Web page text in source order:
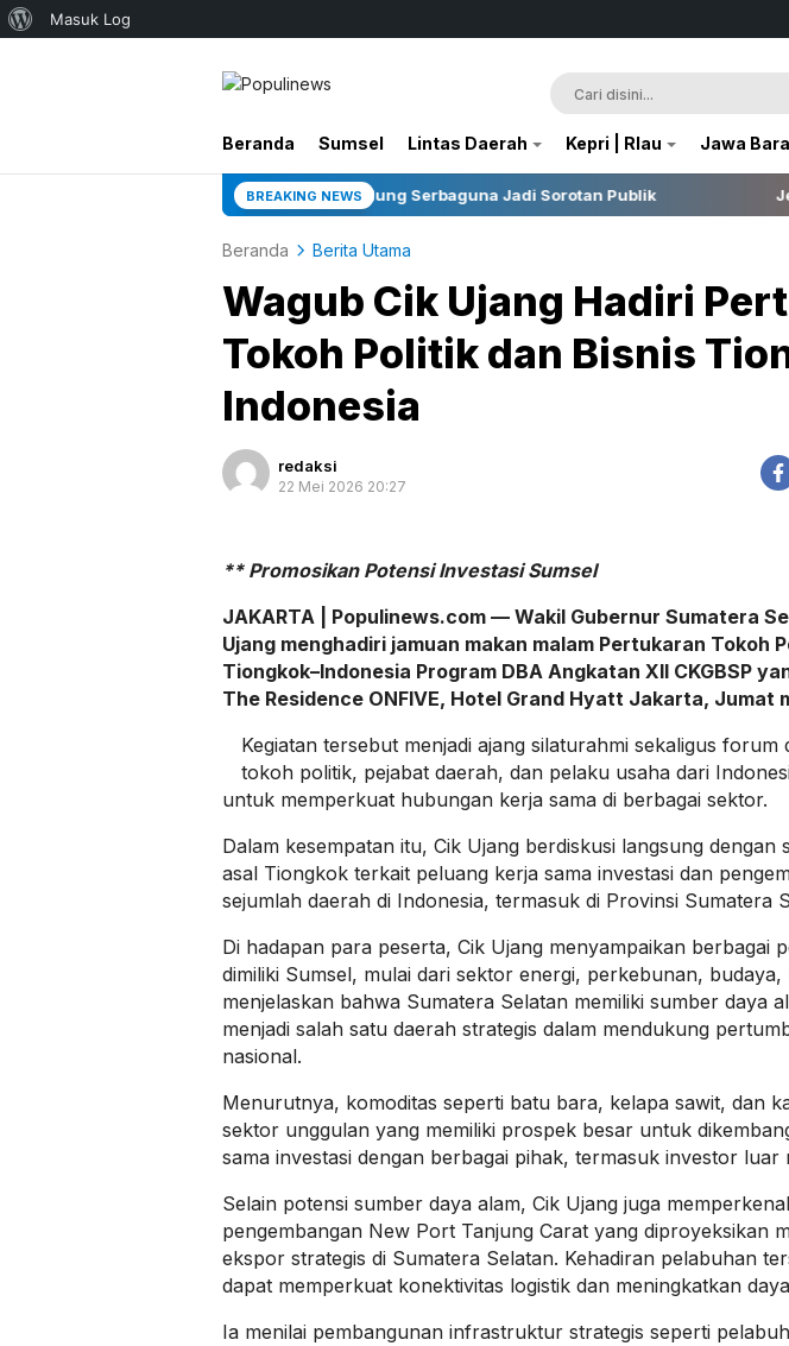
Tentang
Masuk Log
Beranda Sumsel Lintas Daerah Kepri | RIau Jawa
BREAKING NEWS
Tiang Pancang Mess Gedung Serbaguna Jadi Sorotan Publik Jelang HUT RI, 3
Beranda Berita Utama
Wagub Cik Ujang Hadiri
Tokoh Politik dan Bisnis
Indonesia
redaksi
22 Mei 2026 20:27
** Promosikan Potensi Investasi Sumsel
JAKARTA | Populinews.com — Wakil Gubernur Sumatera
Ujang menghadiri jamuan makan malam Pertukaran Tokoh
Tiongkok–Indonesia Program DBA Angkatan XII CKGBSP
The Residence ONFIVE, Hotel Grand Hyatt Jakarta, Jumat
Kegiatan tersebut menjadi ajang silaturahmi sekaligus forum
tokoh politik, pejabat daerah, dan pelaku usaha dari
untuk memperkuat hubungan kerja sama di berbagai sektor.
Dalam kesempatan itu, Cik Ujang berdiskusi langsung dengan
asal Tiongkok terkait peluang kerja sama investasi dan
sejumlah daerah di Indonesia, termasuk di Provinsi Sumatera
Di hadapan para peserta, Cik Ujang menyampaikan berbagai
dimiliki Sumsel, mulai dari sektor energi, perkebunan, budaya,
menjelaskan bahwa Sumatera Selatan memiliki sumber daya
menjadi salah satu daerah strategis dalam mendukung
nasional.
Menurutnya, komoditas seperti batu bara, kelapa sawit, dan
sektor unggulan yang memiliki prospek besar untuk
sama investasi dengan berbagai pihak, termasuk investor luar
Selain potensi sumber daya alam, Cik Ujang juga
pengembangan New Port Tanjung Carat yang diproyeksikan
ekspor strategis di Sumatera Selatan. Kehadiran pelabuhan
dapat memperkuat konektivitas logistik dan meningkatkan
Ia menilai pembangunan infrastruktur strategis seperti